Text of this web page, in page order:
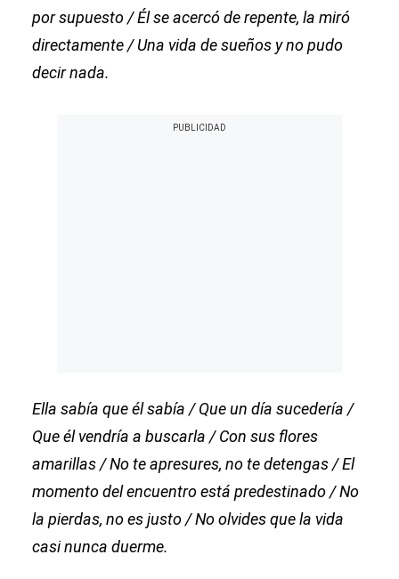
por supuesto / Él se acercó de repente, la miró
directamente / Una vida de sueños y no pudo
decir nada.
Ella sabía que él sabía / Que un día sucedería /
Que él vendría a buscarla / Con sus flores
amarillas / No te apresures, no te detengas / El
momento del encuentro está predestinado / No
la pierdas, no es justo / No olvides que la vida
casi nunca duerme.